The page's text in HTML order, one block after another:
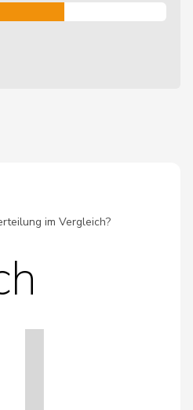
im Vergleich?